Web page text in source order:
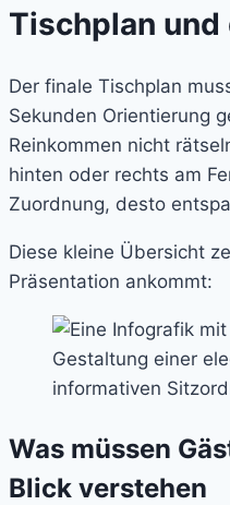
Tischplan
Der finale Tischplan
Sekunden Orientierung
Reinkommen nicht
hinten oder rechts am
Zuordnung, desto
Diese kleine Übersicht
Präsentation ankommt:
Was müssen
Blick verstehen